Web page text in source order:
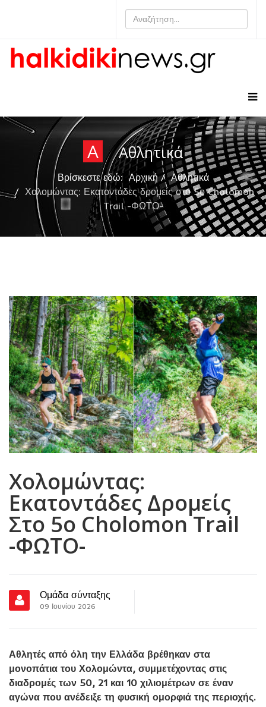
Α Αθλητικά
Βρίσκεστε εδώ: Αρχική
Αθλητικά
Χολομώντας: Εκατοντάδες δρομείς στο 5ο Cholomon
Trail -ΦΩΤΟ-
Χολομώντας:
Εκατοντάδες Δρομείς
Στο 5ο Cholomon Trail
-ΦΩΤΟ-
Ομάδα σύνταξης
09 Ιουνίου 2026
Αθλητές από όλη την Ελλάδα βρέθηκαν στα
μονοπάτια του Χολομώντα, συμμετέχοντας στις
διαδρομές των 50, 21 και 10 χιλιομέτρων σε έναν
αγώνα που ανέδειξε τη φυσική ομορφιά της περιοχής.